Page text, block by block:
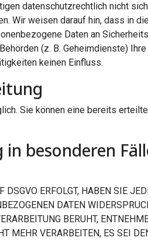
datenschutzrechtlich nicht
Wir weisen darauf hin, dass in
Daten an
(z. B. Geheimdienste)
keinen Einfluss.
Sie können eine bereits
besonderen
ERFOLGT, HABEN SIE
DATEN
BERUHT,
MEHR VERARBEITEN, ES SEI